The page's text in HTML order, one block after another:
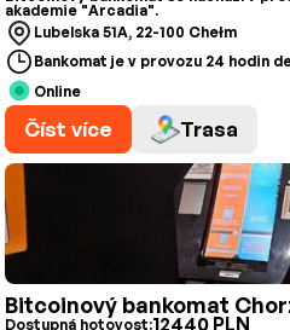
akademie "Arcadia".
Lubelska 51A, 22-100 Chełm
Bankomat je v provozu 24 hodin
Online
Číst více Trasa
Bitcoinový bankomat
Dostupná hotovost:12440 PLN